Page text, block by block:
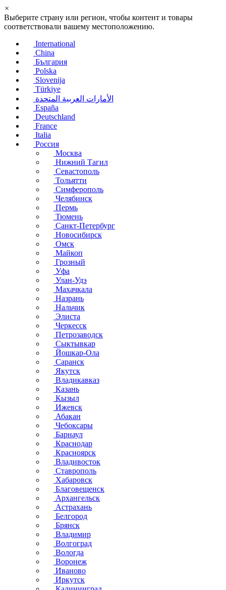
×
Выберите страну или регион, чтобы контент и товары
соответствовали вашему местоположению.
International
China
България
Polska
Slovenija
Türkiye
الأمارات العربية المتحدة
España
Deutschland
France
Italia
Россия
Москва
Нижний Тагил
Севастополь
Тольятти
Симферополь
Челябинск
Пермь
Тюмень
Санкт-Петербург
Новосибирск
Омск
Майкоп
Грозный
Уфа
Улан-Удэ
Махачкала
Назрань
Нальчик
Элиста
Черкесск
Петрозаводск
Сыктывкар
Йошкар-Ола
Саранск
Якутск
Владикавказ
Казань
Кызыл
Ижевск
Абакан
Чебоксары
Барнаул
Краснодар
Красноярск
Владивосток
Ставрополь
Хабаровск
Благовещенск
Архангельск
Астрахань
Белгород
Брянск
Владимир
Волгоград
Вологда
Воронеж
Иваново
Иркутск